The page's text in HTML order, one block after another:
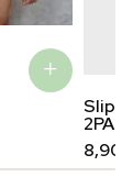
Slip
2PAK
8,90